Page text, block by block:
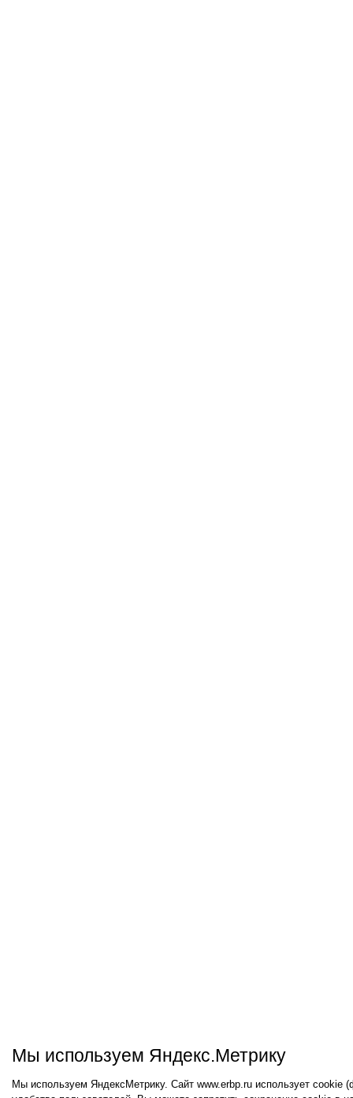
Мы используем Яндекс.Метрику
Мы используем ЯндексМетрику. Сайт www.erbp.ru использует